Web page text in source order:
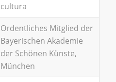
cultura
Ordentliches Mitglied der
Bayerischen Akademie
der Schönen Künste,
München